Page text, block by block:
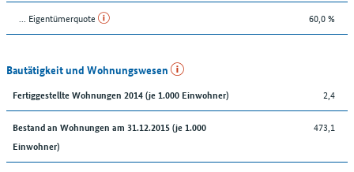
... Eigentümerquote 60,0 %
Bautätigkeit und Wohnungswesen
Fertiggestellte Wohnungen 2014 (je 1.000 Einwohner) 2,4
Bestand an Wohnungen am 31.12.2015 (je 1.000
Einwohner)
473,1